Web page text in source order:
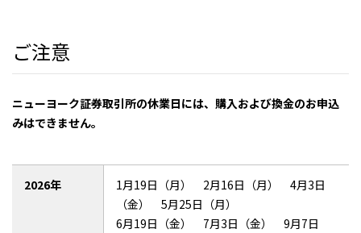
ご注意
ニューヨーク証券取引所の休業日には、購入および換金のお申込
みはできません。
2026年
1月19日（月） 2月16日（月） 4月3日
（金） 5月25日（月）
6月19日（金） 7月3日（金） 9月7日